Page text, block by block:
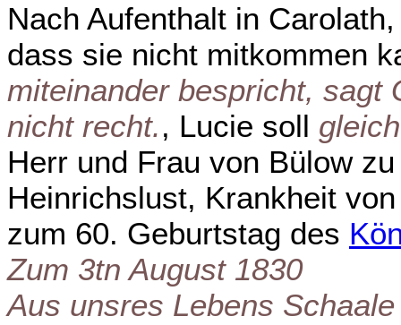
Nach Aufenthalt in
dass sie nicht mitkommen
miteinander bespricht, sagt
nicht recht., Lucie soll
Herr und Frau von Bülow
Heinrichslust, Krankheit
zum 60. Geburtstag des
Zum 3tn August 1830
Aus unsres Lebens Schaale